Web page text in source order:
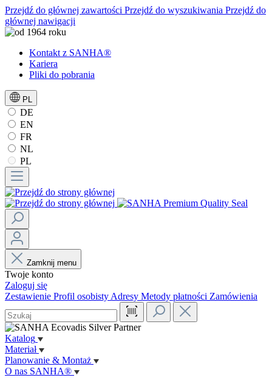
Przejdź do głównej zawartości Przejdź do wyszukiwania Przejdź do
głównej nawigacji
Kontakt z SANHA®
Kariera
Pliki do pobrania
PL
DE
EN
FR
NL
PL
Zamknij menu
Twoje konto
Zaloguj się
Zestawienie Profil osobisty Adresy Metody płatności Zamówienia
Katalog
Materiał
Planowanie & Montaż
O nas SANHA®